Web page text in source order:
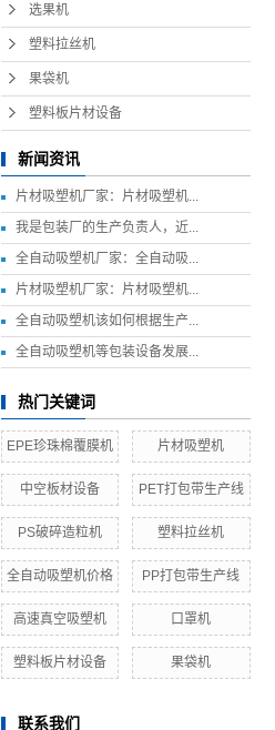
选果机
塑料拉丝机
果袋机
塑料板片材设备
新闻资讯
片材吸塑机厂家：片材吸塑机...
我是包装厂的生产负责人，近...
全自动吸塑机厂家：全自动吸...
片材吸塑机厂家：片材吸塑机...
全自动吸塑机该如何根据生产...
全自动吸塑机等包装设备发展...
热门关键词
EPE珍珠棉覆膜机 片材吸塑机
中空板材设备 PET打包带生产线
PS破碎造粒机 塑料拉丝机
全自动吸塑机价格 PP打包带生产线
高速真空吸塑机 口罩机
塑料板片材设备 果袋机
联系我们